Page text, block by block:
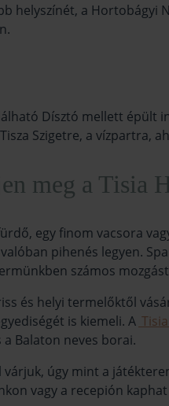
helyszínét, a
Dísztó mellett épült
Szigetre, a vízpartra,
meg a Tisia
egy finom vacsora
pihenés legyen.
számos
és helyi termelőktől
is kiemeli. A
Balaton neves borai.
úgy mint a
vagy a recepión